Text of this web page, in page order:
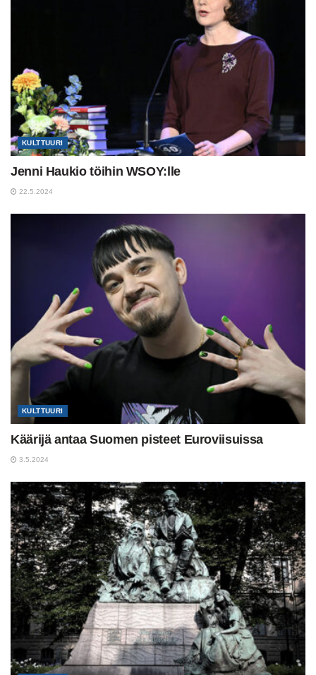
KULTTUURI
Jenni Haukio töihin WSOY:lle
22.5.2024
KULTTUURI
Käärijä antaa Suomen pisteet Euroviisuissa
3.5.2024